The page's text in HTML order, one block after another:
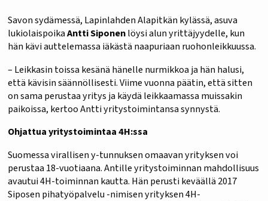
Savon sydämessä, Lapinlahden Alapitkän kylässä, asuva
lukiolaispoikaAntti Siponenlöysi alun yrittäjyydelle, kun
hän kävi auttelemassa iäkästä naapuriaan ruohonleikkuussa.
– Leikkasin toissa kesänä hänelle nurmikkoa ja hän halusi,
että kävisin säännöllisesti. Viime vuonna päätin, että sitten
on sama perustaa yritys ja käydä leikkaamassa muissakin
paikoissa, kertoo Antti yritystoimintansa synnystä.
Ohjattua yritystoimintaa 4H:ssa
Suomessa virallisen y-tunnuksen omaavan yrityksen voi
perustaa 18-vuotiaana. Antille yritystoiminnan mahdollisuus
avautui 4H-toiminnan kautta. Hän perusti keväällä 2017
Siposen pihatyöpalvelu -nimisen yrityksen 4H-